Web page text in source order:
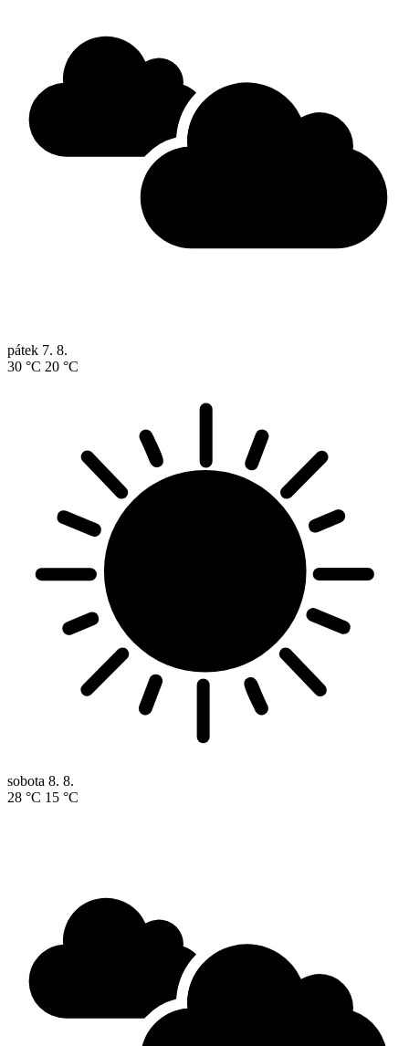
pátek 7. 8.
30 °C 20 °C
sobota 8. 8.
28 °C 15 °C